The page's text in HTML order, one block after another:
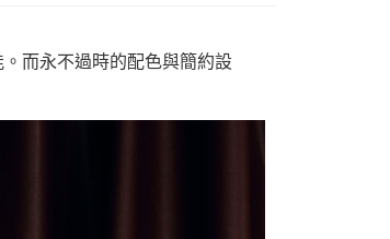
而永不過時的配色與簡約設